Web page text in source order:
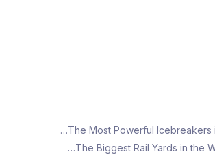
The Most Powerful Icebreakers
The Biggest Rail Yards in the